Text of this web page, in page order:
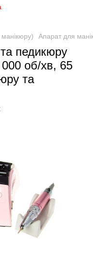
Апарат для
педикюру
об/хв, 65
та